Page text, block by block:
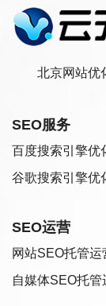
北京网站优
SEO服务
百度搜索引擎优
谷歌搜索引擎优
SEO运营
网站SEO托管运
自媒体SEO托管